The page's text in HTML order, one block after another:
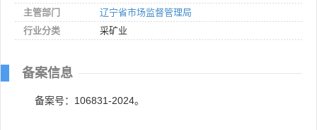
主管部门
辽宁省市场监督管理局
行业分类
采矿业
备案信息
备案号：106831-2024。